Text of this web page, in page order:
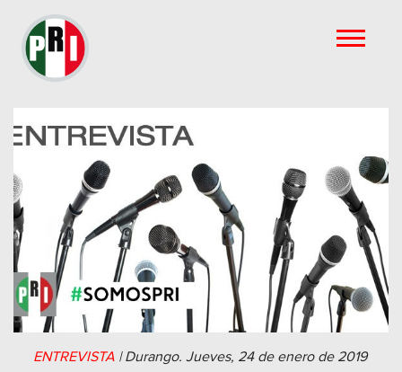
ENTREVISTA |Durango. Jueves, 24 de enero de 2019